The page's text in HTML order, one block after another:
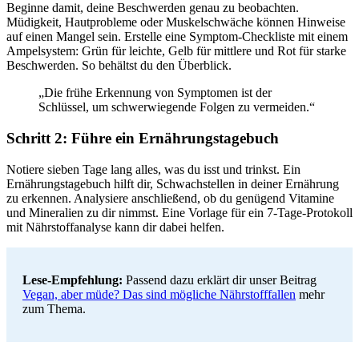
Beginne damit, deine Beschwerden genau zu beobachten.
Müdigkeit, Hautprobleme oder Muskelschwäche können Hinweise
auf einen Mangel sein. Erstelle eine Symptom-Checkliste mit einem
Ampelsystem: Grün für leichte, Gelb für mittlere und Rot für starke
Beschwerden. So behältst du den Überblick.
„Die frühe Erkennung von Symptomen ist der
Schlüssel, um schwerwiegende Folgen zu vermeiden.“
Schritt 2: Führe ein Ernährungstagebuch
Notiere sieben Tage lang alles, was du isst und trinkst. Ein
Ernährungstagebuch hilft dir, Schwachstellen in deiner Ernährung
zu erkennen. Analysiere anschließend, ob du genügend Vitamine
und Mineralien zu dir nimmst. Eine Vorlage für ein 7-Tage-Protokoll
mit Nährstoffanalyse kann dir dabei helfen.
Lese-Empfehlung: Passend dazu erklärt dir unser Beitrag
Vegan, aber müde? Das sind mögliche Nährstofffallen mehr
zum Thema.